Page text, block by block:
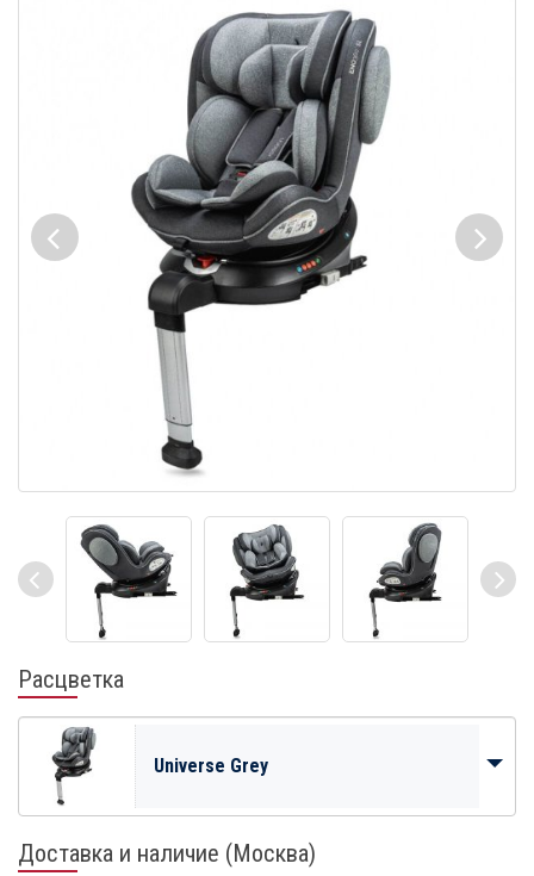
Расцветка
Universe Grey
Доставка и наличие (Москва)